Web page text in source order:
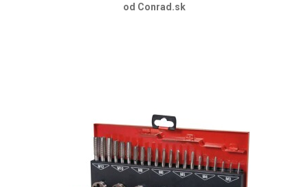
od Conrad.sk